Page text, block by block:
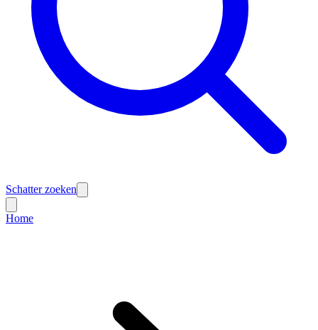
Schatter zoeken
Home